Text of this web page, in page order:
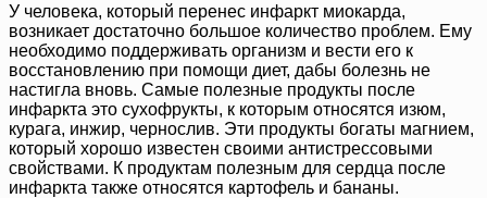
У человека, который перенес инфаркт миокарда,
возникает достаточно большое количество проблем. Ему
необходимо поддерживать организм и вести его к
восстановлению при помощи диет, дабы болезнь не
настигла вновь. Самые полезные продукты после
инфаркта это сухофрукты, к которым относятся изюм,
курага, инжир, чернослив. Эти продукты богаты магнием,
который хорошо известен своими антистрессовыми
свойствами. К продуктам полезным для сердца после
инфаркта также относятся картофель и бананы.